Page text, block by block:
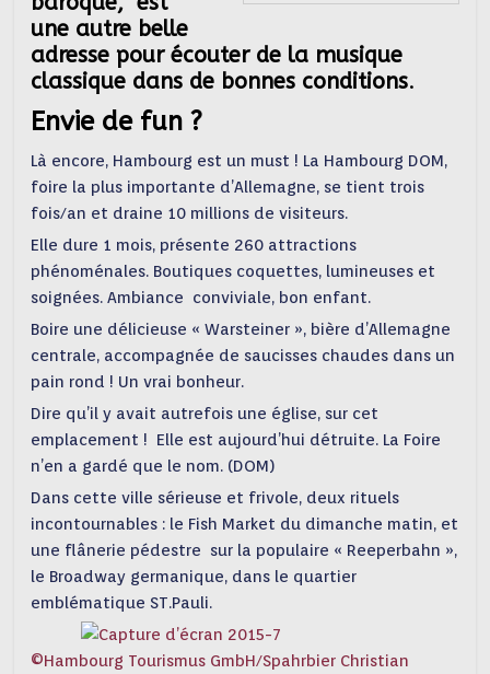
une autre belle
adresse pour écouter de la musique
classique dans de bonnes conditions.
Envie de fun ?
Là encore, Hambourg est un must ! La Hambourg DOM,
foire la plus importante d’Allemagne, se tient trois
fois/an et draine 10 millions de visiteurs.
Elle dure 1 mois, présente 260 attractions
phénoménales. Boutiques coquettes, lumineuses et
soignées. Ambiance conviviale, bon enfant.
Boire une délicieuse « Warsteiner », bière d’Allemagne
centrale, accompagnée de saucisses chaudes dans un
pain rond ! Un vrai bonheur.
Dire qu’il y avait autrefois une église, sur cet
emplacement ! Elle est aujourd’hui détruite. La Foire
n’en a gardé que le nom. (DOM)
Dans cette ville sérieuse et frivole, deux rituels
incontournables : le Fish Market du dimanche matin, et
une flânerie pédestre sur la populaire « Reeperbahn »,
le Broadway germanique, dans le quartier
emblématique ST.Pauli.
©Hambourg Tourismus GmbH/Spahrbier Christian